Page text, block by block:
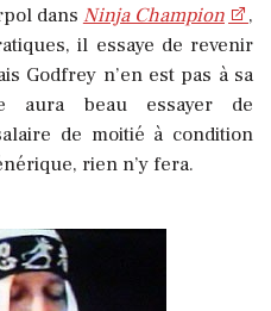
dans Ninja Champion
,
il essaye de revenir
Godfrey n’en est pas à sa
aura beau essayer de
de moitié à condition
rien n’y fera.